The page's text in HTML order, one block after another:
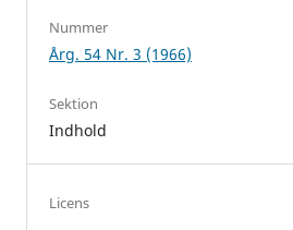
Nummer
Årg. 54 Nr. 3 (1966)
Sektion
Indhold
Licens